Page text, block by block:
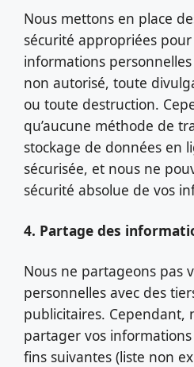
Nous mettons en place
sécurité appropriées
informations
non autorisé, toute
ou toute destruction.
qu’aucune méthode de
stockage de données en
sécurisée, et nous ne
sécurité absolue de vos
4. Partage des
Nous ne partageons pas
personnelles avec des
publicitaires. Cependant,
partager vos
fins suivantes (liste non